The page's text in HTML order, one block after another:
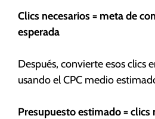
Clics necesarios = meta de
esperada
Después, convierte esos clics
usando el CPC medio
Presupuesto estimado = clics